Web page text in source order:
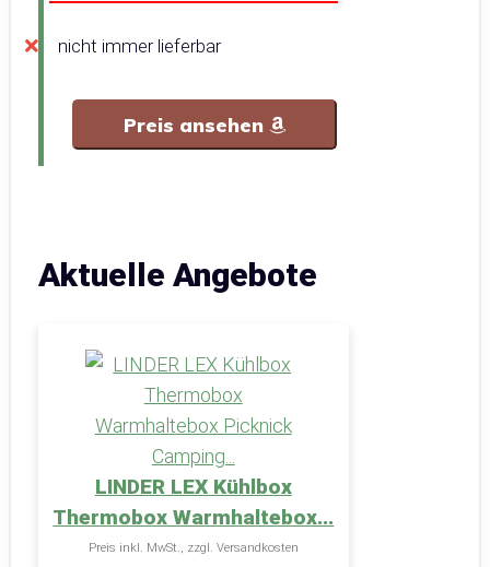
nicht immer lieferbar
Preis ansehen
Aktuelle Angebote
LINDER LEX Kühlbox
Thermobox Warmhaltebox...
Preis inkl. MwSt., zzgl. Versandkosten